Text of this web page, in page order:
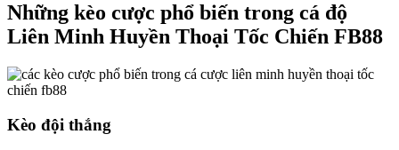
Những kèo cược phổ biến trong cá độ
Liên Minh Huyền Thoại Tốc Chiến FB88
Kèo đội thắng